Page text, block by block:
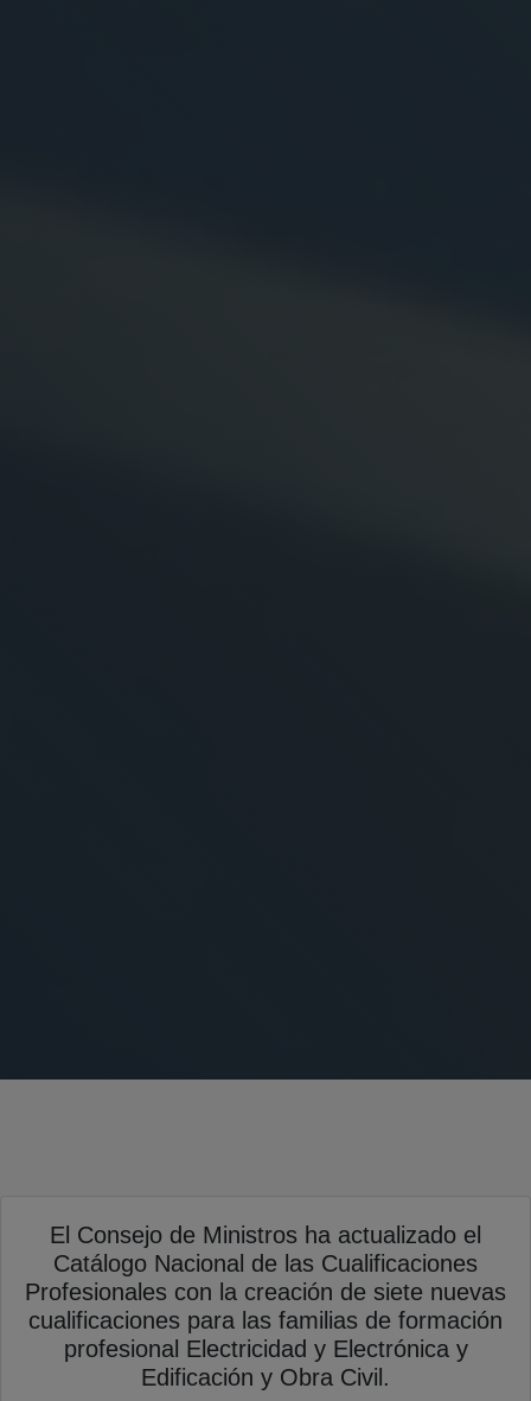
El Consejo de Ministros ha actualizado el
Catálogo Nacional de las Cualificaciones
Profesionales con la creación de siete nuevas
cualificaciones para las familias de formación
profesional Electricidad y Electrónica y
Edificación y Obra Civil.